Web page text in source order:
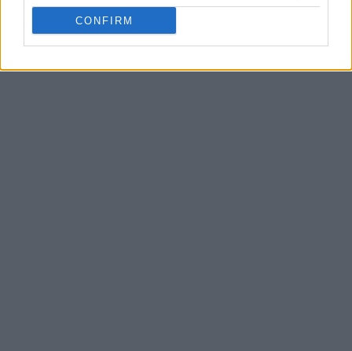
CONFIRM
puntos, 9,4 rebotes y 2 tapones y en la Liga de Verano de
Las Vegas 9,5 tantos, 5 rebotes y 1,8 tapones.